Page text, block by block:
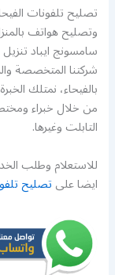
تصليح تلفونات
وتصليح هواتف
سامسونج ايباد
شركتنا المتخصصة
بالفيحاء، نمتلك
من خلال خبراء
التابلت وغيرها.
للاستعلام وطلب
ايضا علىتصليح